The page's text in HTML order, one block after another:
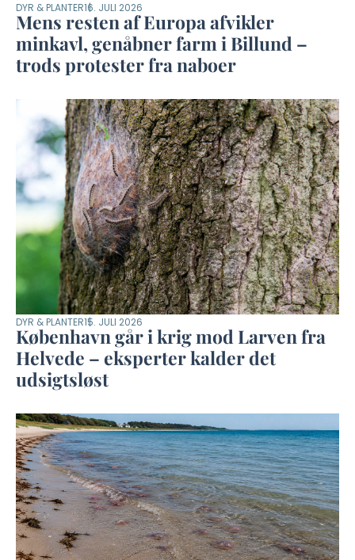
DYR & PLANTER16. JULI 2026
Mens resten af Europa afvikler
minkavl, genåbner farm i Billund –
trods protester fra naboer
DYR & PLANTER15. JULI 2026
København går i krig mod Larven fra
Helvede – eksperter kalder det
udsigtsløst